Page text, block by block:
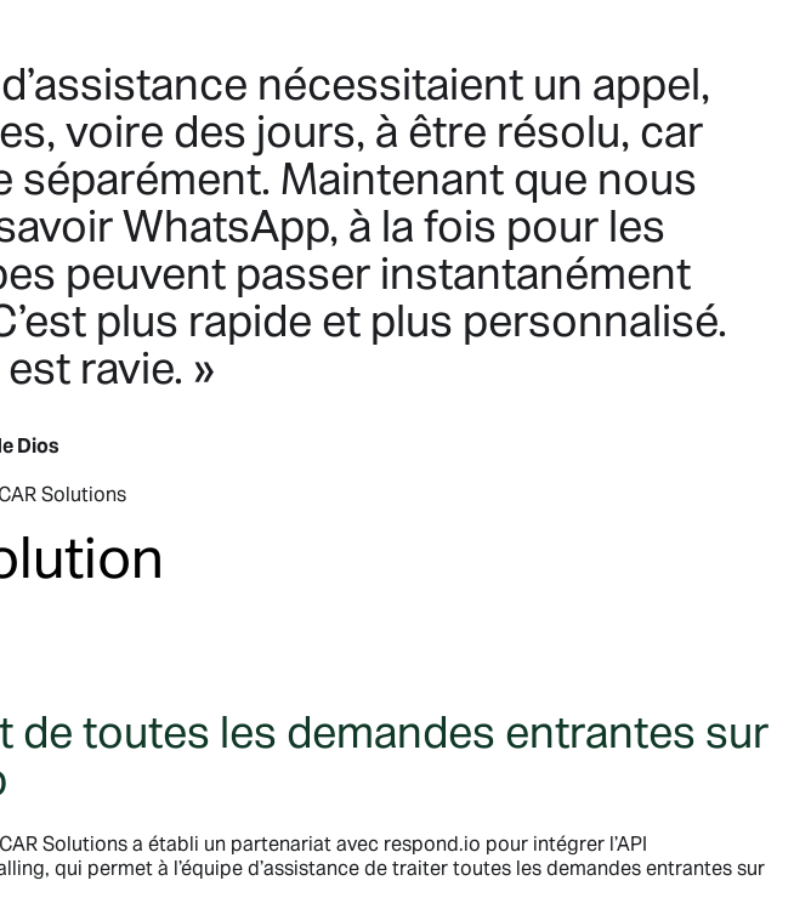
nécessitaient un appel,
voire des jours, à être résolu, car
séparément. Maintenant que nous
WhatsApp, à la fois pour les
peuvent passer instantanément
plus rapide et plus personnalisé.
ravie. »
Dios
Solutions
de toutes les demandes entrantes sur
Solutions a établi un partenariat avec respond.io pour intégrer l’API
qui permet à l’équipe d’assistance de traiter toutes les demandes entrantes sur